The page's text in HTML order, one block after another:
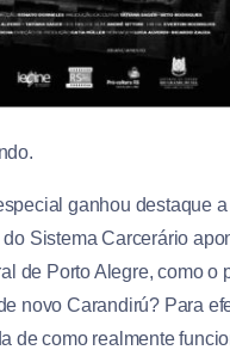
ganhou destaque
Sistema Carcerário
de Porto Alegre, como o
novo Carandirú? Para
de como realmente